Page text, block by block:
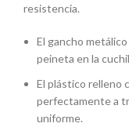
resistencia.
El gancho
peineta en la
El plástico relleno
perfectamente a
uniforme.